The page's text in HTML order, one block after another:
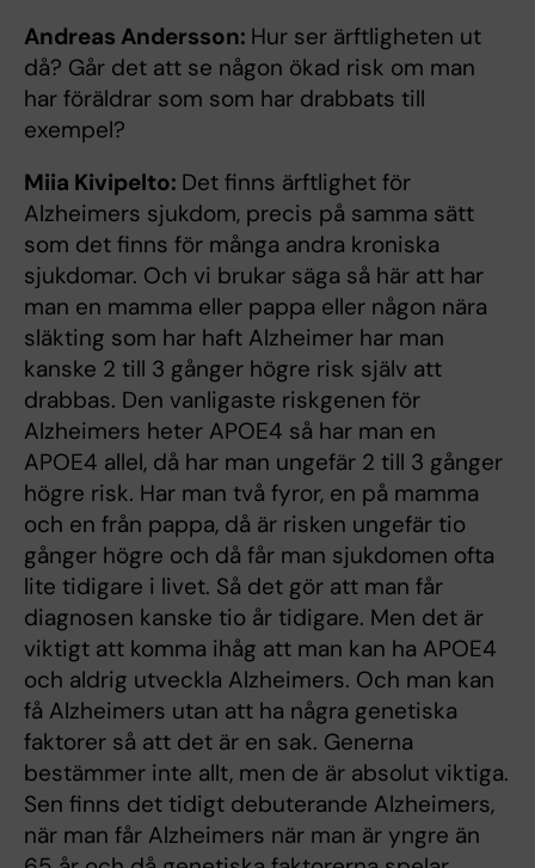
Andreas Andersson: Hur ser ärftligheten ut
då? Går det att se någon ökad risk om man
har föräldrar som som har drabbats till
exempel?
Miia Kivipelto: Det finns ärftlighet för
Alzheimers sjukdom, precis på samma sätt
som det finns för många andra kroniska
sjukdomar. Och vi brukar säga så här att har
man en mamma eller pappa eller någon nära
släkting som har haft Alzheimer har man
kanske 2 till 3 gånger högre risk själv att
drabbas. Den vanligaste riskgenen för
Alzheimers heter APOE4 så har man en
APOE4 allel, då har man ungefär 2 till 3 gånger
högre risk. Har man två fyror, en på mamma
och en från pappa, då är risken ungefär tio
gånger högre och då får man sjukdomen ofta
lite tidigare i livet. Så det gör att man får
diagnosen kanske tio år tidigare. Men det är
viktigt att komma ihåg att man kan ha APOE4
och aldrig utveckla Alzheimers. Och man kan
få Alzheimers utan att ha några genetiska
faktorer så att det är en sak. Generna
bestämmer inte allt, men de är absolut viktiga.
Sen finns det tidigt debuterande Alzheimers,
när man får Alzheimers när man är yngre än